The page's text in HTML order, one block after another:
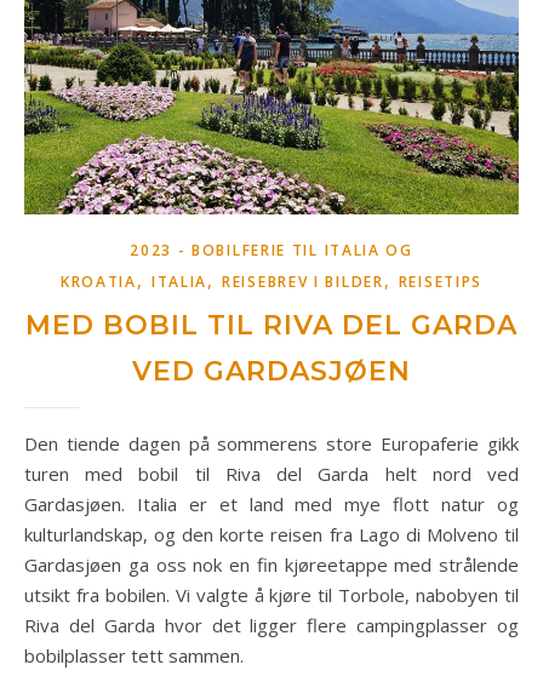
2023 - BOBILFERIE TIL ITALIA OG
KROATIA, ITALIA,REISEBREV I BILDER, REISETIPS
MED BOBIL TIL RIVA DEL GARDA
VED GARDASJØEN
Den tiende dagen på sommerens store Europaferie gikk
turen med bobil til Riva del Garda helt nord ved
Gardasjøen. Italia er et land med mye flott natur og
kulturlandskap, og den korte reisen fra Lago di Molveno til
Gardasjøen ga oss nok en fin kjøreetappe med strålende
utsikt fra bobilen. Vi valgte å kjøre til Torbole, nabobyen til
Riva del Garda hvor det ligger flere campingplasser og
bobilplasser tett sammen.